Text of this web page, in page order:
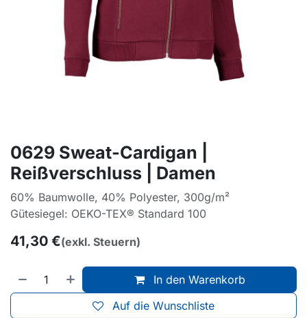
0629 Sweat-Cardigan |
Reißverschluss | Damen
60% Baumwolle, 40% Polyester, 300g/m²
Gütesiegel: OEKO-TEX® Standard 100
41,30 €(exkl. Steuern)
In den Warenkorb
Auf die Wunschliste